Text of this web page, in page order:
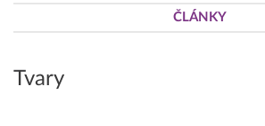
ČLÁNKY
Tvary